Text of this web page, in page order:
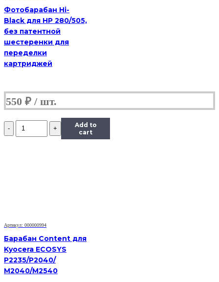
Фотобарабан Hi-
Black для HP 280/505,
без патентной
шестеренки для
переделки
картриджей
550 ₽
Количество
Барабан
Add to
cart
Артикул: 000000994
Барабан Content для
Kyocera ECOSYS
P2235/P2040/
M2040/M2540